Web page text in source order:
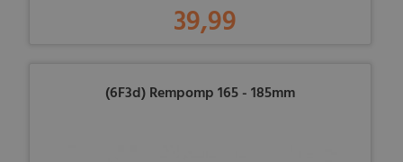
39,99
(6F3d) Rempomp 165 - 185mm